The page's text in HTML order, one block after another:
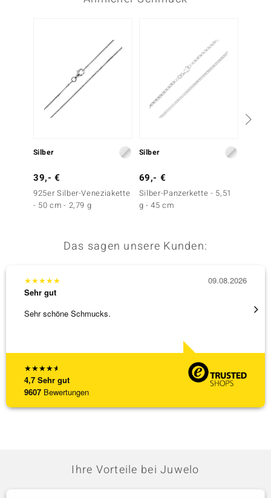
Silber
39,- €
925er Silber-Veneziakette
- 50 cm - 2,79 g
Silber
69,- €
Silber-Panzerkette - 5,51
g - 45 cm
Das sagen unsere Kunden:
★★★★★
4,7 Sehr gut
9607 Bewertungen
★★★★★
Sehr gut
Sehr schöne Schmucks.
09.08.2026
Ihre Vorteile bei Juwelo